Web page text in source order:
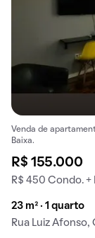
Venda de
Baixa.
R$ 155.000
R$ 450 Condo. +
23 m² · 1 quarto
Rua Luiz Afonso,